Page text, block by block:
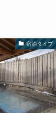
宿泊タイプ